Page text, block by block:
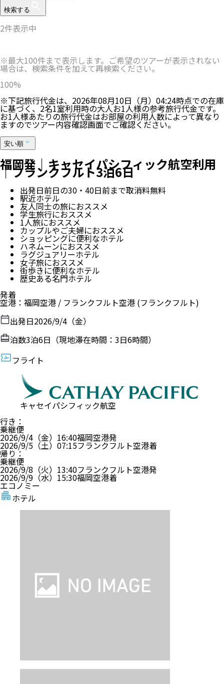
検索する
2件表示中
※最大100件まで表示します。ご希望のツアーが表示されない
場合は、検索条件を加えて再検索ください。
100%
※下記旅行代金は、 2026年08月10日（月）04:24時点での在庫
に基づく、2名1室利用時の大人お1人様の参考旅行代金です。
お1人様あたりの旅行代金はお部屋の利用人数によって異なり
ますのでツアー内容確認画面でご確認ください。
安い順
福岡発｜キャセイパシフィック航空利用
｜フランクフルト3泊6日
出発日前日の30・40日前まで取消料無料
駅近ホテル
友人同士の旅におススメ
学生旅行におススメ
1人旅におススメ
カップルやご夫婦におススメ
ショッピングに便利なホテル
ハネムーンにおススメ
ラグジュアリーホテル
女子旅におススメ
街歩きに便利なホテル
歴史ある名門ホテル
発着
空港 ： 福岡空港 / フランクフルト空港 (フランクフルト)
出発日2026/9/4（金）
泊数3泊6日（現地滞在時間： 3日6時間）
フライト
キャセイパシフィック航空
行き ：
乗継便
2026/9/4（金） 16:40福岡空港発
2026/9/5（土） 07:15フランクフルト空港着
帰り ：
乗継便
2026/9/8（火） 13:40フランクフルト空港発
2026/9/9（水） 15:30福岡空港着
エコノミー
ホテル